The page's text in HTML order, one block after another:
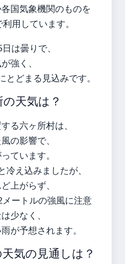
国気象機関のものを
用しています。
は曇りで、
強く、
どまる見込みです。
天気は？
る六ヶ所村は、
の影響で、
ています。
え込みましたが、
上がらず、
ートルの強風に注意
少なく、
が予想されます。
気の見通しは？